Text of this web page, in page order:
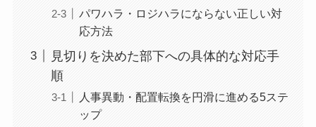
パワハラ・ロジハラにならない正しい対
応方法
見切りを決めた部下への具体的な対応手
順
人事異動・配置転換を円滑に進める5ステ
ップ